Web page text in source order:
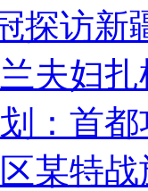
探访新
夫妇
：首
某特